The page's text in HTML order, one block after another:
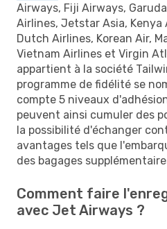
Airways, Fiji Airways,
Airlines, Jetstar Asia, Kenya
Dutch Airlines, Korean Air,
Vietnam Airlines et Virgin
appartient à la société
programme de fidélité se
compte 5 niveaux
peuvent ainsi cumuler des
la possibilité d'échanger
avantages tels que
des bagages
Comment faire
avec Jet Airways ?